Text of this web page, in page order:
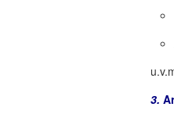
3.